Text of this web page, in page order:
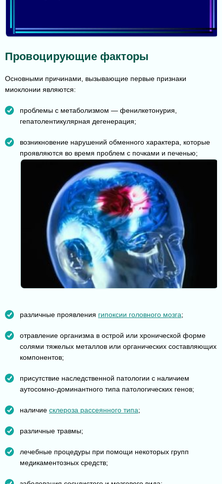
Провоцирующие факторы
Основными причинами, вызывающие первые признаки
миоклонии являются:
проблемы с метаболизмом — фенилкетонурия,
гепатолентикулярная дегенерация;
возникновение нарушений обменного характера, которые
проявляются во время проблем с почками и печенью;
различные проявления гипоксии головного мозга;
отравление организма в острой или хронической форме
солями тяжелых металлов или органических составляющих
компонентов;
присутствие наследственной патологии с наличием
аутосомно-доминантного типа патологических генов;
наличие склероза рассеянного типа;
различные травмы;
лечебные процедуры при помощи некоторых групп
медикаментозных средств;